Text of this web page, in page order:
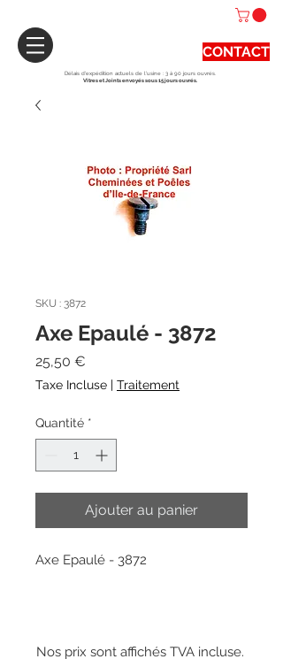
CONTACT
Délais d'expédition actuels de l'usine : 3 à 90 jours ouvrés.
Vitres et Joints envoyés sous 15 jours ouvrés.
SKU : 3872
Axe Epaulé - 3872
25,50 €
Taxe Incluse | Traitement
Quantité *
Ajouter au panier
Axe Epaulé - 3872
Nos prix sont affichés TVA incluse.